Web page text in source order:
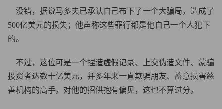
没错，据说马多夫已承认自己布下了一个大骗局，造成了
500亿美元的损失；他声称这些罪行都是他自己一个人犯下
的。
不过，这位可是一个捏造虚假记录、上交伪造文件、蒙骗
投资者达数十亿美元，并多年来一直欺骗朋友、蓄意损害慈
善机构的高手。对他的招供抱有偏见，这也不算过分。